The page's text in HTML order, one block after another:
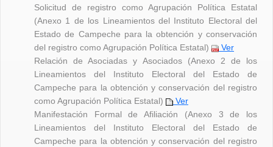
Solicitud de registro como Agrupación Política Estatal
(Anexo 1 de los Lineamientos del Instituto Electoral del
Estado de Campeche para la obtención y conservación
del registro como Agrupación Política Estatal)
Ver
Relación de Asociadas y Asociados (Anexo 2 de los
Lineamientos del Instituto Electoral del Estado de
Campeche para la obtención y conservación del registro
como Agrupación Política Estatal)
Ver
Manifestación Formal de Afiliación (Anexo 3 de los
Lineamientos del Instituto Electoral del Estado de
Campeche para la obtención y conservación del registro